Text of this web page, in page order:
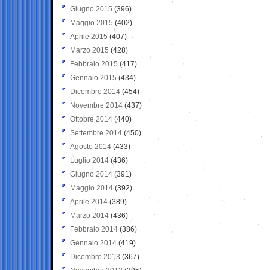
Giugno 2015 (396)
Maggio 2015 (402)
Aprile 2015 (407)
Marzo 2015 (428)
Febbraio 2015 (417)
Gennaio 2015 (434)
Dicembre 2014 (454)
Novembre 2014 (437)
Ottobre 2014 (440)
Settembre 2014 (450)
Agosto 2014 (433)
Luglio 2014 (436)
Giugno 2014 (391)
Maggio 2014 (392)
Aprile 2014 (389)
Marzo 2014 (436)
Febbraio 2014 (386)
Gennaio 2014 (419)
Dicembre 2013 (367)